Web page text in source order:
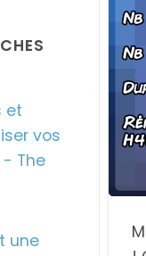
et
vos
The
une